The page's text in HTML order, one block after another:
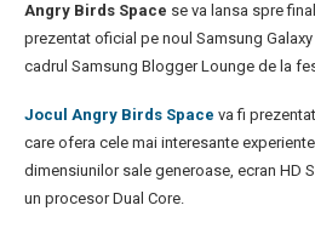
Angry Birds Space se va lansa spre
prezentat oficial pe noul Samsung
cadrul Samsung Blogger Lounge de la
Jocul Angry Birds Space va fi
care ofera cele mai interesante
dimensiunilor sale generoase, ecran HD
un procesor Dual Core.